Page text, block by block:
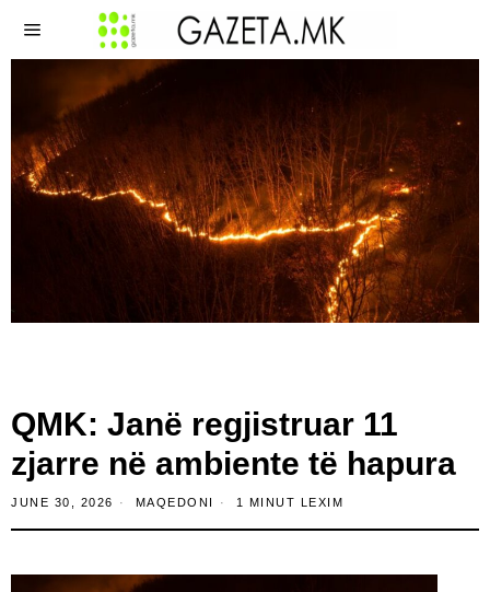
QMK: Janë regjistruar 11
zjarre në ambiente të hapura
JUNE 30, 2026 MAQEDONI 1 MINUT LEXIM